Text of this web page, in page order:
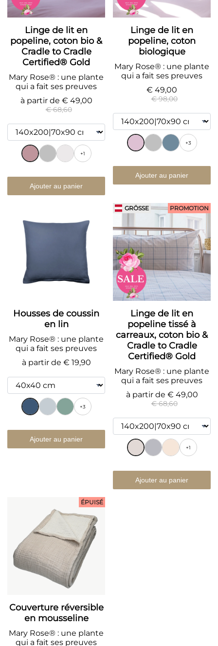
Linge de lit en
popeline, coton bio &
Cradle to Cradle
Certified® Gold
Mary Rose® : une plante
qui a fait ses preuves
à partir de € 49,00
€ 68,60
+1
Ajouter au panier
Linge de lit en
popeline, coton
biologique
Mary Rose® : une plante
qui a fait ses preuves
€ 49,00
€ 98,00
+3
Ajouter au panier
Housses de coussin
en lin
Mary Rose® : une plante
qui a fait ses preuves
à partir de € 19,90
+3
Ajouter au panier
GRÖSSE
Linge de lit en
popeline tissé à
carreaux, coton bio &
Cradle to Cradle
Certified® Gold
PROMOTION
Mary Rose® : une plante
qui a fait ses preuves
à partir de € 49,00
€ 68,60
+1
Ajouter au panier
Couverture réversible
en mousseline
ÉPUISÉ
Mary Rose® : une plante
qui a fait ses preuves